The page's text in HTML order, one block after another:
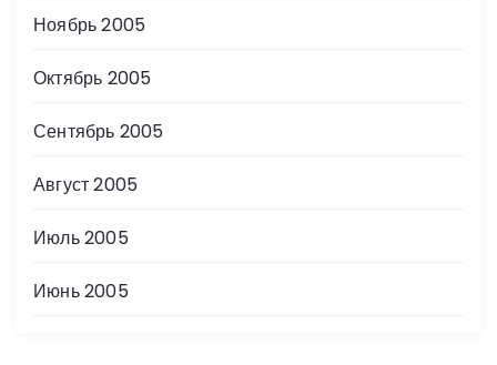
Ноябрь 2005
Октябрь 2005
Сентябрь 2005
Август 2005
Июль 2005
Июнь 2005